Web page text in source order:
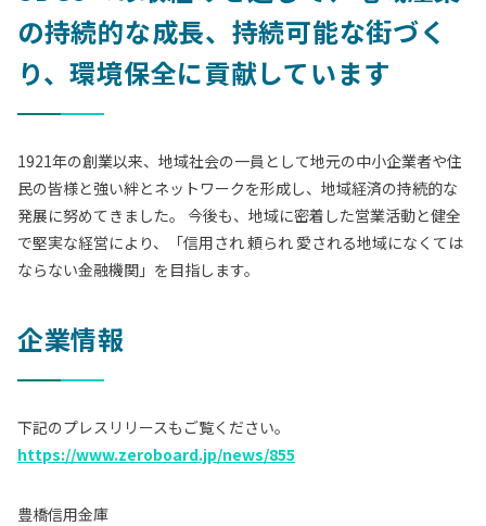
の持続的な成長、持続可能な街づく
り、環境保全に貢献しています
1921年の創業以来、地域社会の一員として地元の中小企業者や住
民の皆様と強い絆とネットワークを形成し、地域経済の持続的な
発展に努めてきました。 今後も、地域に密着した営業活動と健全
で堅実な経営により、「信用され 頼られ 愛される地域になくては
ならない金融機関」を目指します。
企業情報
下記のプレスリリースもご覧ください。
https://www.zeroboard.jp/news/855
豊橋信用金庫